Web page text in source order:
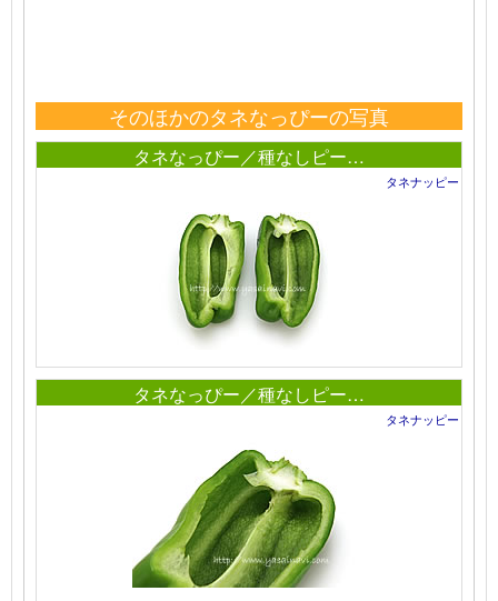
そのほかのタネなっぴーの写真
タネなっぴー／種なしピー…
タネナッピー
タネなっぴー／種なしピー…
タネナッピー